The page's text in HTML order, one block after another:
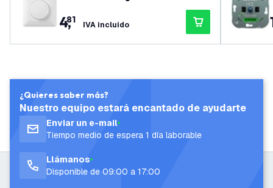
4,
81 IVA incluido
¿Quieres saber más?
Nuestro equipo estará encantado de ayudarte
Enviar un e-mail
Tiempo medio de espera 1 día laborable
Llámanos
Disponible de 09:00 a 17:00